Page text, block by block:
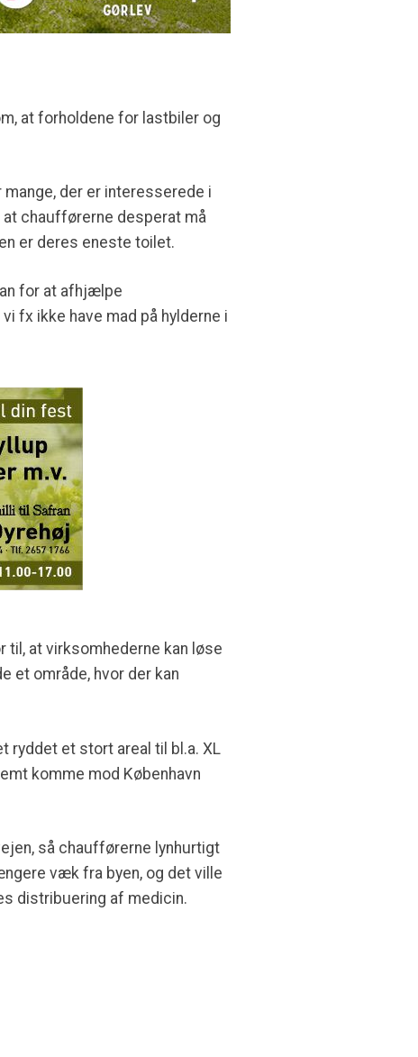
at forholdene for lastbiler og
der er interesserede i
chaufførerne desperat må
er deres eneste toilet.
for at afhjælpe
fx ikke have mad på hylderne i
at virksomhederne kan løse
et område, hvor der kan
ryddet et stort areal til bl.a. XL
komme mod København
så chaufførerne lynhurtigt
væk fra byen, og det ville
distribuering af medicin.